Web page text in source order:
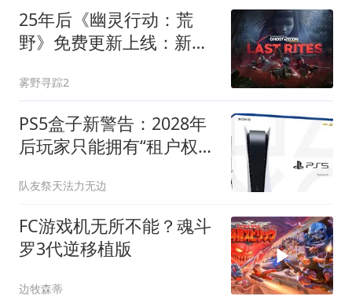
25年后《幽灵行动：荒
野》免费更新上线：新任
雾野寻踪2
PS5盒子新警告：2028年
后玩家只能拥有“租户权
队友祭天法力无边
FC游戏机无所不能？魂斗
罗3代逆移植版
边牧森蒂